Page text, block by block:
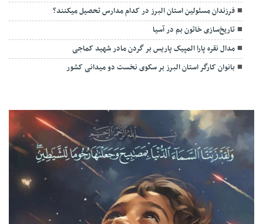
فرزندان مسئولین استان البرز در کدام مدارس تحصیل میکنند؟
‌تاریخ‌سازی خاتون بم در آسیا
مدال نقره پارا المپیک پاریس بر گردن مادر شهید کماجی
بانوان کارگر استان البرز بر سکوی نخست دو میدانی کشور